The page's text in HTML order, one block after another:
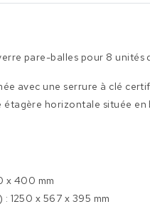
pare-balles pour 8 unités
avec une serrure à clé
horizontale située en
x 400 mm
1250 x 567 x 395 mm